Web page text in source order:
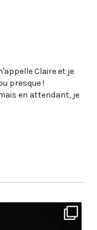
Claire et je
presque !
en attendant, je